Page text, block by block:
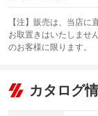
：装備なし
サンルーフ
：装備なし
リフトアップ
：装備なし
カーナビ：SDナ
：装備あり
TV：フルセグ
：装備あり
ビジュアル
：装備なし
【注】販売は、当店
お取置きはいたしませ
のお客様に限ります。
カタログ